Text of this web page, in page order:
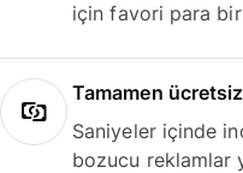
için favori para
Tamamen
Saniyeler içinde
bozucu reklamlar